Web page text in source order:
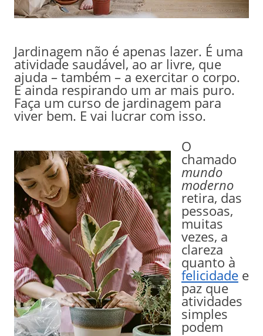
Jardinagem não é apenas lazer. É uma
atividade saudável, ao ar livre, que
ajuda – também – a exercitar o corpo.
E ainda respirando um ar mais puro.
Faça um curso de jardinagem para
viver bem. E vai lucrar com isso.
O
chamado
mundo
moderno
retira, das
pessoas,
muitas
vezes, a
clareza
quanto à
felicidadee
paz que
atividades
simples
podem